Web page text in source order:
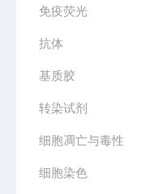
免疫荧光
抗体
基质胶
转染试剂
细胞凋亡与毒性
细胞染色